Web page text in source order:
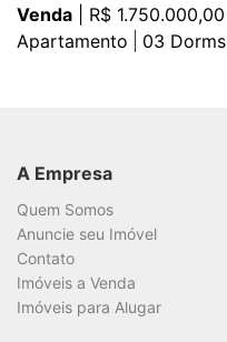
Venda | R$ 1.750.000,00
Apartamento
03 Dorms
A Empresa
Quem Somos
Anuncie seu Imóvel
Contato
Imóveis a Venda
Imóveis para Alugar